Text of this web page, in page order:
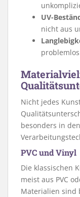
UV-
nicht aus
Nicht jedes
besonders in
PVC und Vinyl
Die klassischen
meist aus PVC
Materialien sind